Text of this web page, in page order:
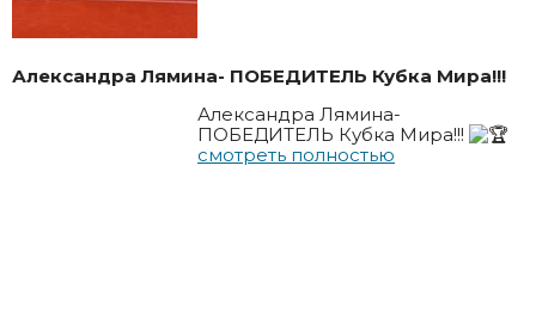
Александра Лямина- ПОБЕДИТЕЛЬ Кубка Мира!!!
Александра Лямина-
ПОБЕДИТЕЛЬ Кубка Мира!!!
смотреть полностью